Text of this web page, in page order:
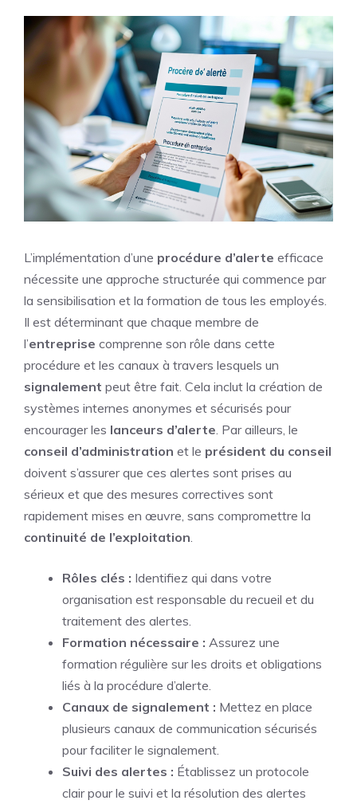
L’implémentation d’une procédure d’alerte efficace
nécessite une approche structurée qui commence par
la sensibilisation et la formation de tous les employés.
Il est déterminant que chaque membre de
l’entreprise comprenne son rôle dans cette
procédure et les canaux à travers lesquels un
signalement peut être fait. Cela inclut la création de
systèmes internes anonymes et sécurisés pour
encourager les lanceurs d’alerte. Par ailleurs, le
conseil d’administration et le président du conseil
doivent s’assurer que ces alertes sont prises au
sérieux et que des mesures correctives sont
rapidement mises en œuvre, sans compromettre la
continuité de l’exploitation.
Rôles clés : Identifiez qui dans votre
organisation est responsable du recueil et du
traitement des alertes.
Formation nécessaire : Assurez une
formation régulière sur les droits et obligations
liés à la procédure d’alerte.
Canaux de signalement : Mettez en place
plusieurs canaux de communication sécurisés
pour faciliter le signalement.
Suivi des alertes : Établissez un protocole
clair pour le suivi et la résolution des alertes